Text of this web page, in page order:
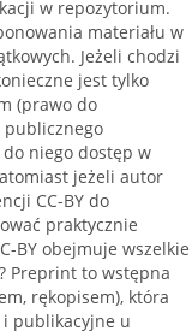
w repozytorium.
materiału w
Jeżeli chodzi
jest tylko
(prawo do
publicznego
niego dostęp w
jeżeli autor
CC-BY do
praktycznie
BY obejmuje wszelkie
Preprint to wstępna
rękopisem), która
i publikacyjne u